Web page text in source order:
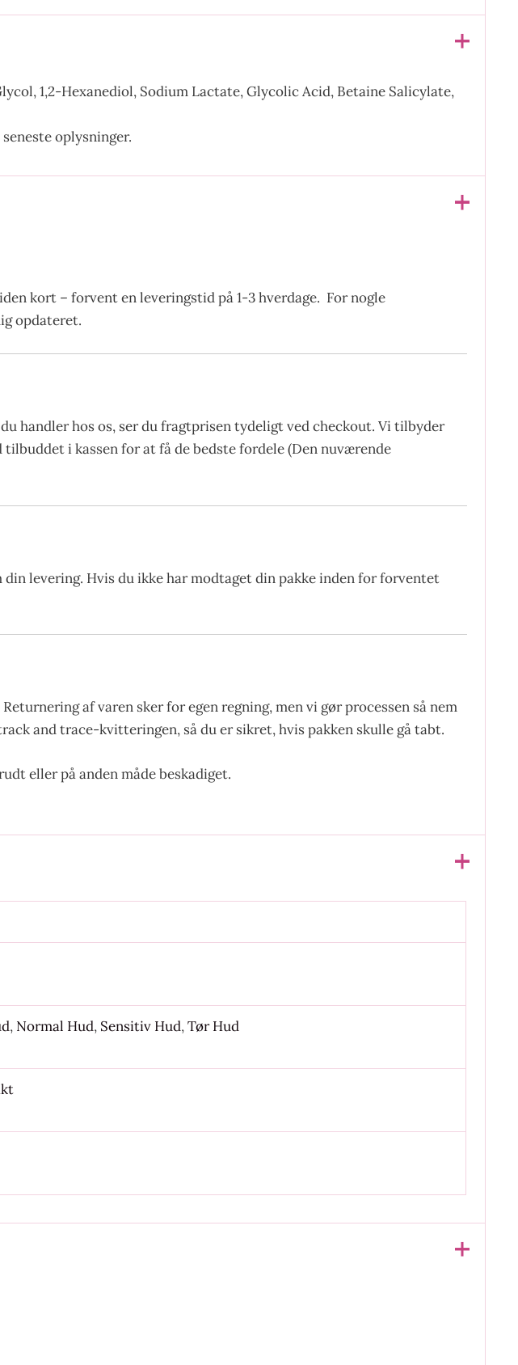
1,2-Hexanediol, Sodium Lactate, Glycolic Acid, Betaine Salicylate,
oplysninger.
kort – forvent en leveringstid på 1-3 hverdage. For nogle
opdateret.
handler hos os, ser du fragtprisen tydeligt ved checkout. Vi tilbyder
i kassen for at få de bedste fordele (Den nuværende
levering. Hvis du ikke har modtaget din pakke inden for forventet
af varen sker for egen regning, men vi gør processen så nem
and trace-kvitteringen, så du er sikret, hvis pakken skulle gå tabt.
eller på anden måde beskadiget.
, Normal Hud, Sensitiv Hud,Tør Hud